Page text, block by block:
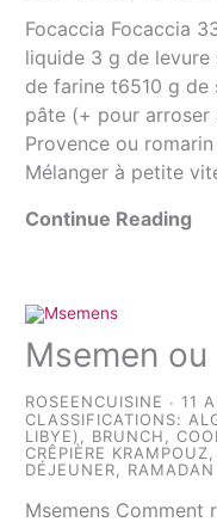
Focaccia Focaccia
liquide 3 g de
de farine t6510 g de
pâte (+ pour arroser
Provence ou romarin
Mélanger à petite
Continue Reading
Msemen
ROSEENCUISINE
11
CLASSIFICATIONS:
LIBYE)
BRUNCH ,
CRÊPIÈRE KRAMPOUZ
DÉJEUNER
RAMADAN
Msemens Comment